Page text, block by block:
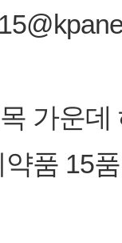
가운데
품 15